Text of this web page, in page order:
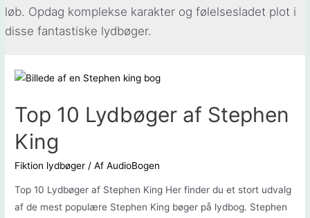
løb. Opdag komplekse karakter og følelsesladet plot i
disse fantastiske lydbøger.
Top 10 Lydbøger af Stephen
King
Fiktion lydbøger / AfAudioBogen
Top 10 Lydbøger af Stephen King Her finder du et stort udvalg
af de mest populære Stephen King bøger på lydbog. Stephen